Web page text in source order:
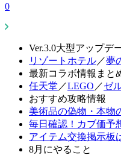
0
Ver.3.0大型アップデ
リゾートホテル／夢
最新コラボ情報まと
任天堂 ／LEGO ／ゼ
おすすめ攻略情報
美術品の偽物・本物
毎日確認！カブ価予
アイテム交換掲示板
8月にやること